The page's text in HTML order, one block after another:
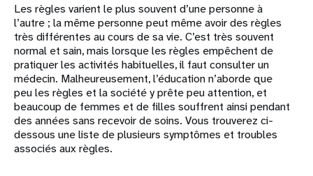
Les règles varient le plus souvent d’une personne à
l’autre ; la même personne peut même avoir des règles
très différentes au cours de sa vie. C’est très souvent
normal et sain, mais lorsque les règles empêchent de
pratiquer les activités habituelles, il faut consulter un
médecin. Malheureusement, l’éducation n’aborde que
peu les règles et la société y prête peu attention, et
beaucoup de femmes et de filles souffrent ainsi pendant
des années sans recevoir de soins. Vous trouverez ci-
dessous une liste de plusieurs symptômes et troubles
associés aux règles.